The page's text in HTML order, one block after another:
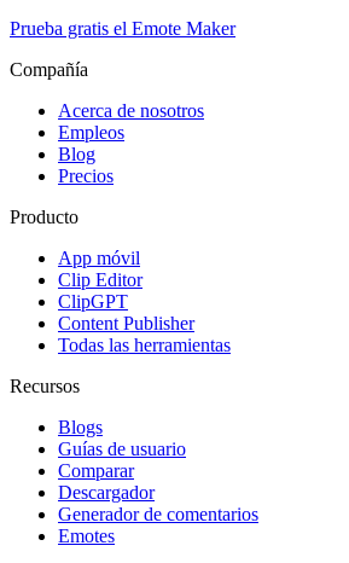
Prueba gratis el Emote Maker
Compañía
Acerca de nosotros
Empleos
Blog
Precios
Producto
App móvil
Clip Editor
ClipGPT
Content Publisher
Todas las herramientas
Recursos
Blogs
Guías de usuario
Comparar
Descargador
Generador de comentarios
Emotes